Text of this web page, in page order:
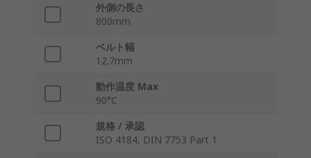
外側の長さ
800mm
ベルト幅
12.7mm
動作温度 Max
90°C
規格 / 承認
ISO 4184, DIN 7753 Part 1